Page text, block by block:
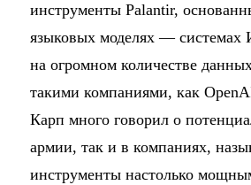
инструменты Palantir,
языковых моделях —
на огромном количестве
такими компаниями, как
Карп много говорил о
армии, так и в компаниях,
инструменты настолько